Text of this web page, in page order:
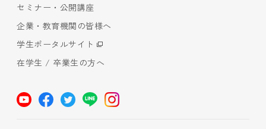
セミナー・公開講座
企業・教育機関の皆様へ
学生ポータルサイト
在学生 / 卒業生の方へ